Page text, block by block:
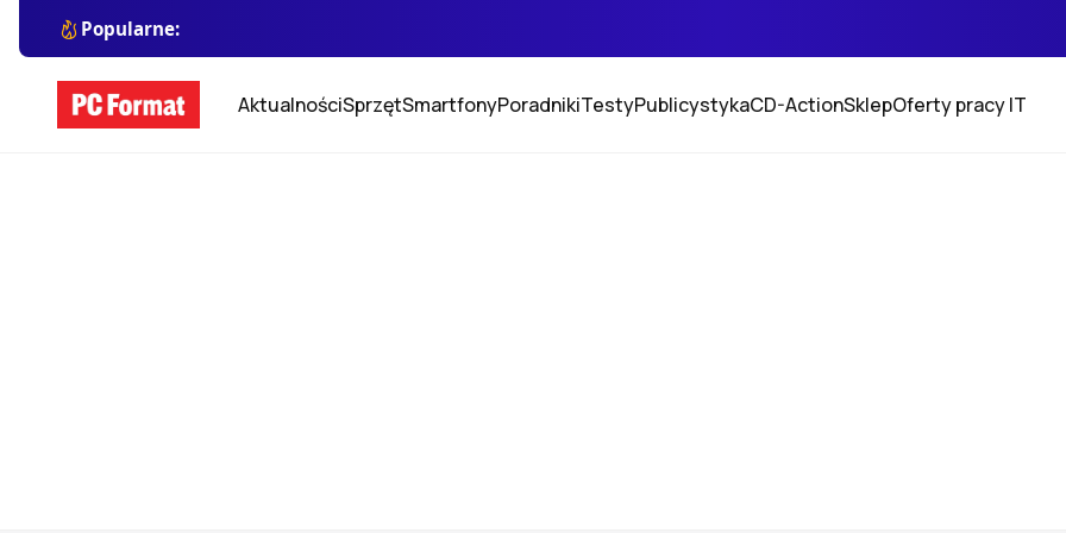
Popularne:
AktualnościSprzętSmartfonyPoradnikiTestyPublicystykaCD-ActionSklepOferty pracy IT